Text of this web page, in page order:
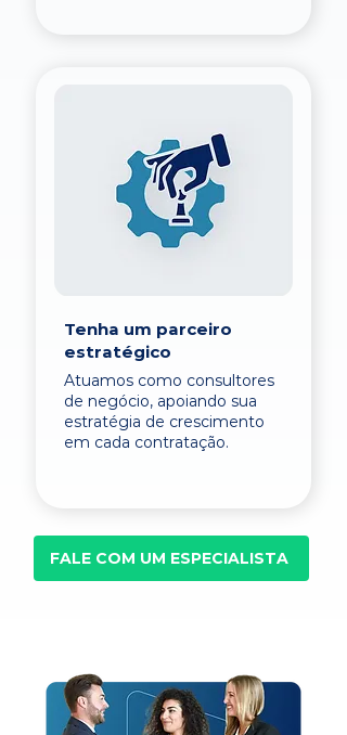
Tenha um parceiro
estratégico
Atuamos como consultores
de negócio, apoiando sua
estratégia de crescimento
em cada contratação.
FALE COM UM ESPECIALISTA